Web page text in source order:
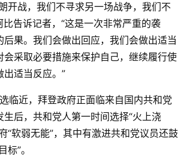
开战，我们不寻求另一场战争，我们不
告诉记者，“这是一次非常严重的袭
后果。我们会做出回应，我们会做出适当
会采取必要措施来保护自己，继续履行使
适当反应。”
临近，拜登政府正面临来自国内共和党
生后，共和党人第一时间选择“火上浇
“软弱无能”，其中有激进共和党议员还鼓
标”。